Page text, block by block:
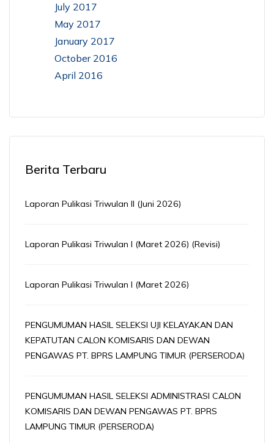
July 2017
May 2017
January 2017
October 2016
April 2016
Berita Terbaru
Laporan Pulikasi Triwulan II (Juni 2026)
Laporan Pulikasi Triwulan I (Maret 2026) (Revisi)
Laporan Pulikasi Triwulan I (Maret 2026)
PENGUMUMAN HASIL SELEKSI UJI KELAYAKAN DAN
KEPATUTAN CALON KOMISARIS DAN DEWAN
PENGAWAS PT. BPRS LAMPUNG TIMUR (PERSERODA)
PENGUMUMAN HASIL SELEKSI ADMINISTRASI CALON
KOMISARIS DAN DEWAN PENGAWAS PT. BPRS
LAMPUNG TIMUR (PERSERODA)